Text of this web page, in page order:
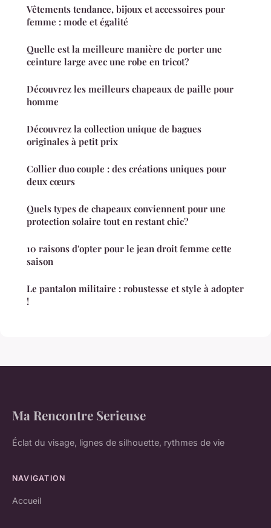
Vêtements tendance, bijoux et accessoires pour
femme : mode et égalité
Quelle est la meilleure manière de porter une
ceinture large avec une robe en tricot?
Découvrez les meilleurs chapeaux de paille pour
homme
Découvrez la collection unique de bagues
originales à petit prix
Collier duo couple : des créations uniques pour
deux cœurs
Quels types de chapeaux conviennent pour une
protection solaire tout en restant chic?
10 raisons d'opter pour le jean droit femme cette
saison
Le pantalon militaire : robustesse et style à adopter
!
Ma Rencontre Serieuse
Éclat du visage, lignes de silhouette, rythmes de vie
NAVIGATION
Accueil